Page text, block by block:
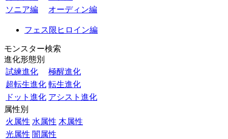
ソニア編
オーディン編
フェス限ヒロイン編
モンスター検索
進化形態別
試練進化
極醒進化
超転生進化 転生進化
ドット進化 アシスト進化
属性別
火属性 水属性 木属性
光属性 闇属性